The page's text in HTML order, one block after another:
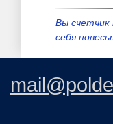
Вы
себя
мафиозных
Мал...